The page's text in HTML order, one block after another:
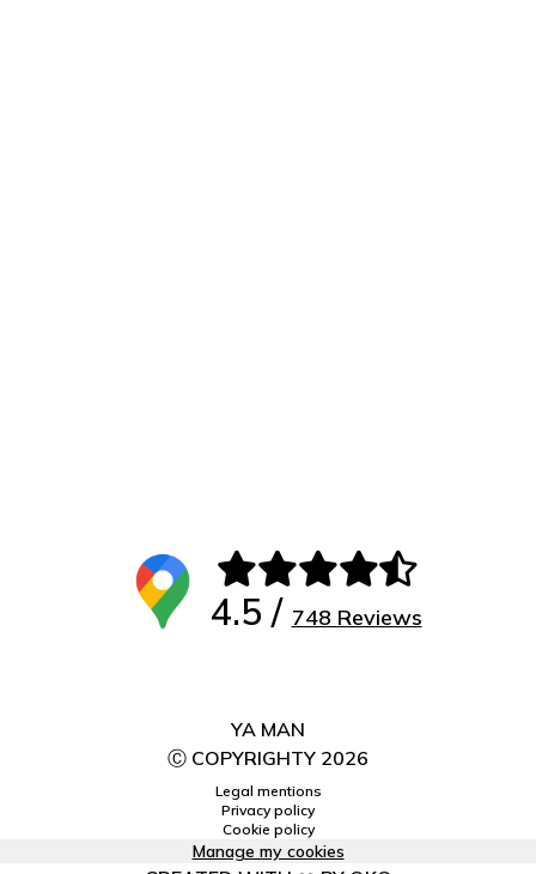
4.5 / 748 Reviews
YA MAN
Ⓒ COPYRIGHTY 2026
Legal mentions
Privacy policy
Cookie policy
Manage my cookies